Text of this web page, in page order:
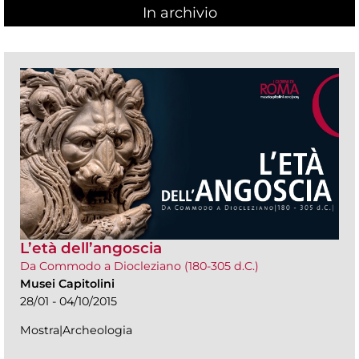
In archivio
L’età dell’angoscia
Da Commodo a Diocleziano (180-305 d.C.)
Musei Capitolini
28/01 - 04/10/2015
Mostra|Archeologia